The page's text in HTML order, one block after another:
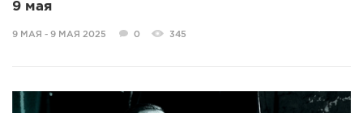
9 мая
9 МАЯ - 9 МАЯ 2025 0 345